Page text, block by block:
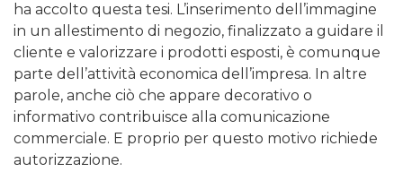
ha accolto questa tesi. L’inserimento dell’immagine
in un allestimento di negozio, finalizzato a guidare il
cliente e valorizzare i prodotti esposti, è comunque
parte dell’attività economica dell’impresa. In altre
parole, anche ciò che appare decorativo o
informativo contribuisce alla comunicazione
commerciale. E proprio per questo motivo richiede
autorizzazione.